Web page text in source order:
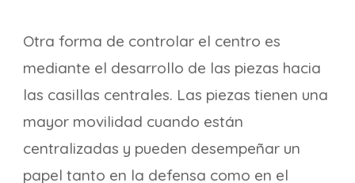
Otra forma de controlar el centro es
mediante el desarrollo de las piezas hacia
las casillas centrales. Las piezas tienen una
mayor movilidad cuando están
centralizadas y pueden desempeñar un
papel tanto en la defensa como en el